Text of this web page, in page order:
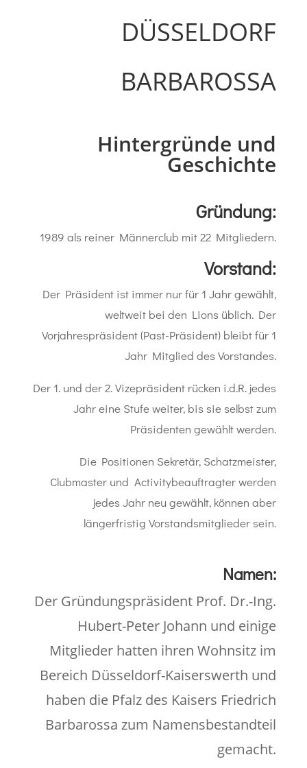
DÜSSELDORF
BARBAROSSA
Hintergründe und
Geschichte
Gründung:
1989 als reiner Männerclub mit 22 Mitgliedern.
Vorstand:
Der Präsident ist immer nur für 1 Jahr gewählt,
weltweit bei den Lions üblich. Der
Vorjahrespräsident (Past-Präsident) bleibt für 1
Jahr Mitglied des Vorstandes.
Der 1. und der 2. Vizepräsident rücken i.d.R. jedes
Jahr eine Stufe weiter, bis sie selbst zum
Präsidenten gewählt werden.
Die Positionen Sekretär, Schatzmeister,
Clubmaster und Activitybeauftragter werden
jedes Jahr neu gewählt, können aber
längerfristig Vorstandsmitglieder sein.
Namen:
Der Gründungspräsident Prof. Dr.-Ing.
Hubert-Peter Johann und einige
Mitglieder hatten ihren Wohnsitz im
Bereich Düsseldorf-Kaiserswerth und
haben die Pfalz des Kaisers Friedrich
Barbarossa zum Namensbestandteil
gemacht.